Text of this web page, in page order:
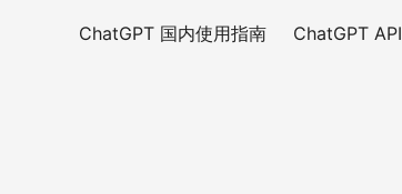
ChatGPT 国内使用指南 ChatGPT API